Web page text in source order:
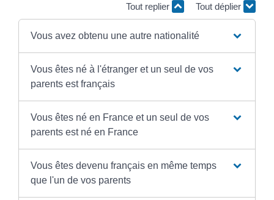
Tout replier
Tout déplier
Vous avez obtenu une autre nationalité
Vous êtes né à l'étranger et un seul de vos
parents est français
Vous êtes né en France et un seul de vos
parents est né en France
Vous êtes devenu français en même temps
que l'un de vos parents